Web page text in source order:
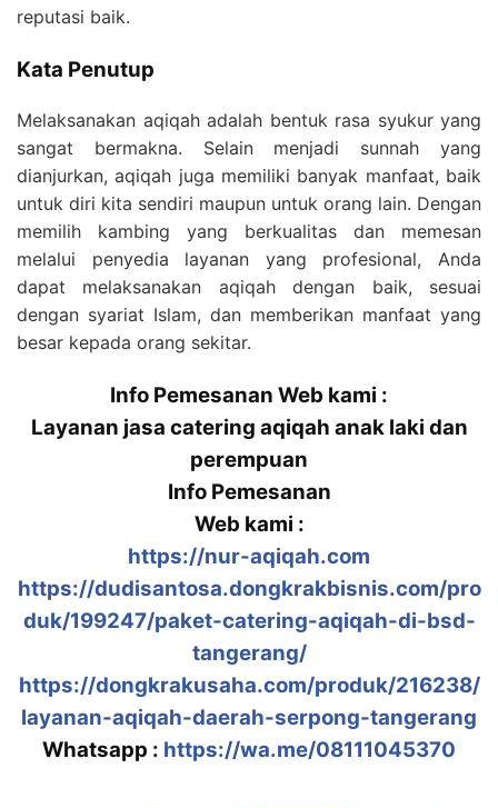
reputasi baik.
Kata Penutup
Melaksanakan aqiqah adalah bentuk rasa syukur yang
sangat bermakna. Selain menjadi sunnah yang
dianjurkan, aqiqah juga memiliki banyak manfaat, baik
untuk diri kita sendiri maupun untuk orang lain. Dengan
memilih kambing yang berkualitas dan memesan
melalui penyedia layanan yang profesional, Anda
dapat melaksanakan aqiqah dengan baik, sesuai
dengan syariat Islam, dan memberikan manfaat yang
besar kepada orang sekitar.
Info Pemesanan Web kami :
Layanan jasa catering aqiqah anak laki dan
perempuan
Info Pemesanan
Web kami :
https://nur-aqiqah.com
https://dudisantosa.dongkrakbisnis.com/pro
duk/199247/paket-catering-aqiqah-di-bsd-
tangerang/
https://dongkrakusaha.com/produk/216238/
layanan-aqiqah-daerah-serpong-tangerang
Whatsapp : https://wa.me/08111045370